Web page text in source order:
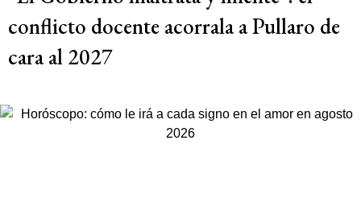
conflicto docente acorrala a Pullaro de
cara al 2027